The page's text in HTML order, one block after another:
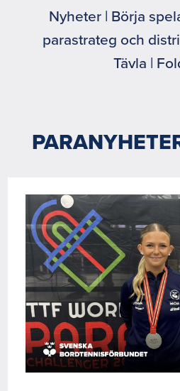
Nyheter | Börja
parastrateg och
Tävla |